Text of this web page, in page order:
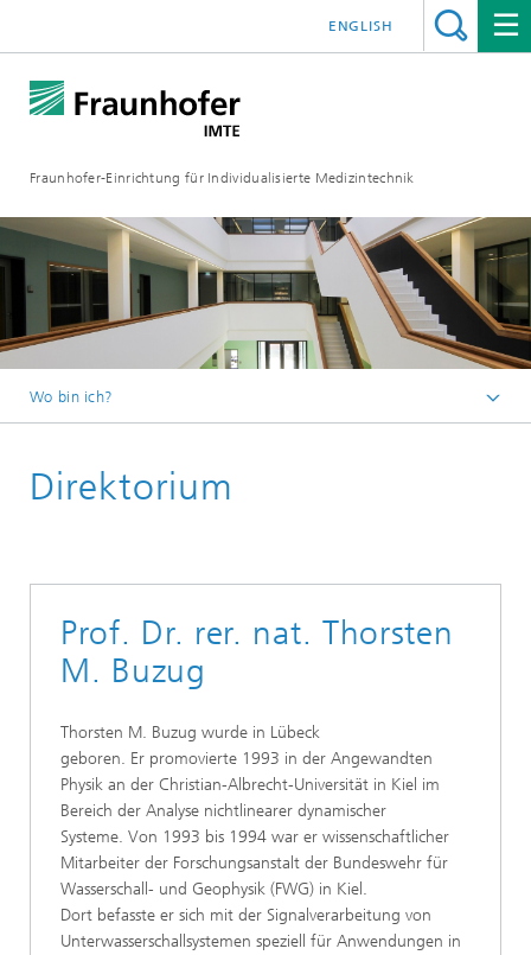
Fraunhofer-Einrichtung für Individualisierte Medizintechnik
ENGLISH
Wo bin ich?
Über uns
Direktorium
Prof. Dr. rer. nat. Thorsten
M. Buzug
Thorsten M. Buzug wurde in Lübeck
geboren. Er promovierte 1993 in der Angewandten
Physik an der Christian-Albrecht-Universität in Kiel im
Bereich der Analyse nichtlinearer dynamischer
Systeme. Von 1993 bis 1994 war er wissenschaftlicher
Mitarbeiter der Forschungsanstalt der Bundeswehr für
Wasserschall- und Geophysik (FWG) in Kiel.
Dort befasste er sich mit der Signalverarbeitung von
Unterwasserschallsystemen speziell für Anwendungen in